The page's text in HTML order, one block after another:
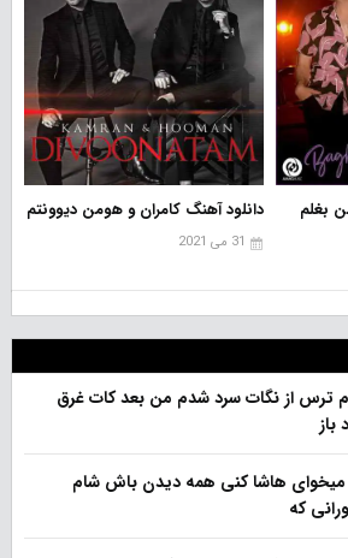
بغلم
دانلود آهنگ کامران و هومن دیوونتم
31 می 2021
ترس از نگات سرد شدم من بعد کات غرق
هاشا کنی همه دیدن باش شام
که